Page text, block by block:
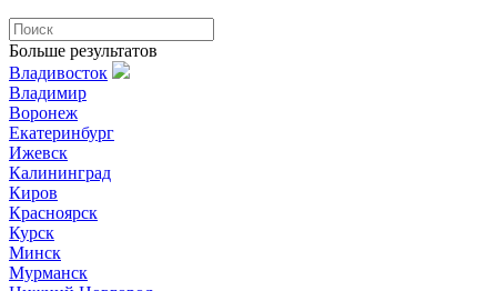
Больше результатов
Владивосток
Владимир
Воронеж
Екатеринбург
Ижевск
Калининград
Киров
Красноярск
Курск
Минск
Мурманск